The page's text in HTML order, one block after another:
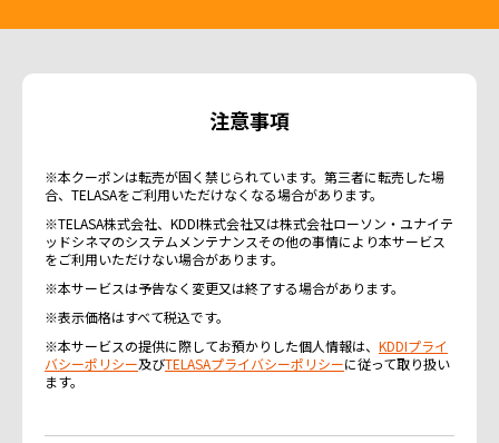
注意事項
※本クーポンは転売が固く禁じられています。第三者に転売した場
合、TELASAをご利用いただけなくなる場合があります。
※TELASA株式会社、KDDI株式会社又は株式会社ローソン・ユナイテ
ッドシネマのシステムメンテナンスその他の事情により本サービス
をご利用いただけない場合があります。
※本サービスは予告なく変更又は終了する場合があります。
※表示価格はすべて税込です。
※本サービスの提供に際してお預かりした個人情報は、 KDDIプライ
バシーポリシー及びTELASAプライバシーポリシーに従って取り扱い
ます。